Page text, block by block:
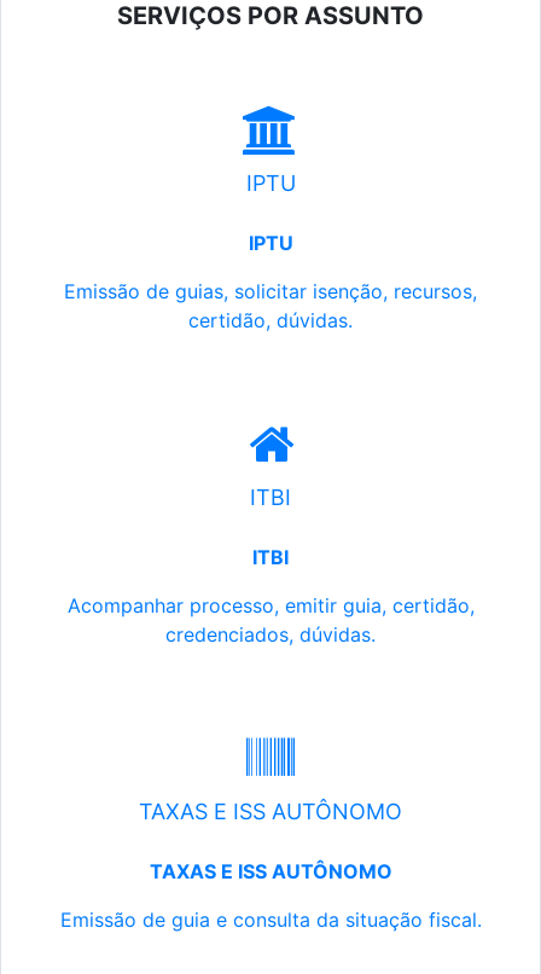
SERVIÇOS POR ASSUNTO
IPTU
IPTU
Emissão de guias, solicitar isenção, recursos,
certidão, dúvidas.
ITBI
ITBI
Acompanhar processo, emitir guia, certidão,
credenciados, dúvidas.
TAXAS E ISS AUTÔNOMO
TAXAS E ISS AUTÔNOMO
Emissão de guia e consulta da situação fiscal.